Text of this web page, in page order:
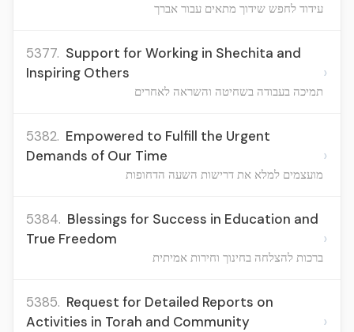
עידוד לחפש שידוך מתאים עבור אברך
5377. Support for Working in Shechita and
Inspiring Others
תמיכה בעבודה בשחיטה והשראה לאחרים
›
5382. Empowered to Fulfill the Urgent
Demands of Our Time
מועצמים למלא את דרישות השעה הדחופות
›
5384. Blessings for Success in Education and
True Freedom
ברכות להצלחה בחינוך וחירות אמיתית
›
5385. Request for Detailed Reports on
Activities in Torah and Community
›